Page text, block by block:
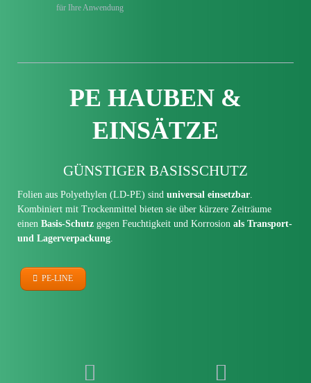
für Ihre Anwendung
PE HAUBEN &
EINSÄTZE
GÜNSTIGER BASIS­SCHUTZ
Folien aus Polyethylen (LD-PE) sind universal einsetzbar.
Kombiniert mit Trockenmittel bieten sie über kürzere Zeiträume
einen Basis-Schutzgegen Feuchtigkeit und Korrosion als Transport-
und Lagerverpackung.
PE-LINE